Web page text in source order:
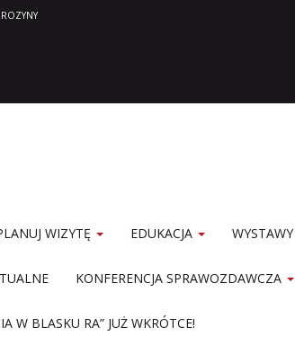
WIZYTĘ EDUKACJA WYSTAWY
KONFERENCJA SPRAWOZDAWCZA
W BLASKU RA” JUŻ WKRÓTCE!